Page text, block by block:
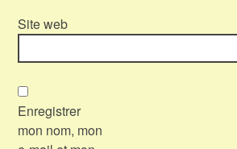
Site web
Enregistrer
mon nom, mon